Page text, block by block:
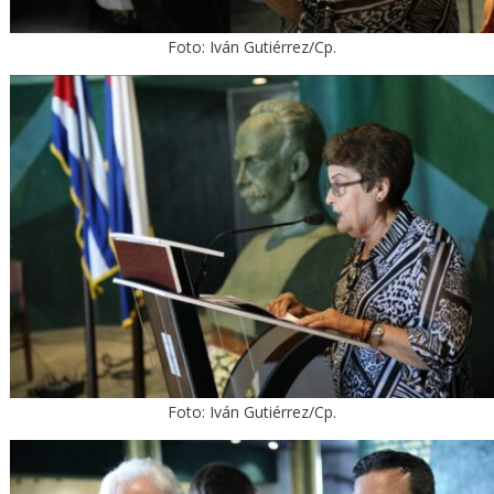
Foto: Iván Gutiérrez/Cp.
Foto: Iván Gutiérrez/Cp.